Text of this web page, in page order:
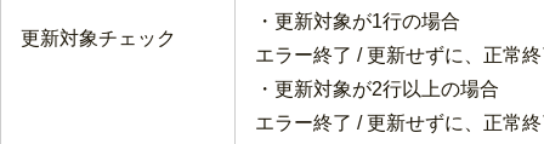
更新対象チェック
・更新対象が1行の場合
エラー終了 / 更新せずに、正常
・更新対象が2行以上の場合
エラー終了 / 更新せずに、正常